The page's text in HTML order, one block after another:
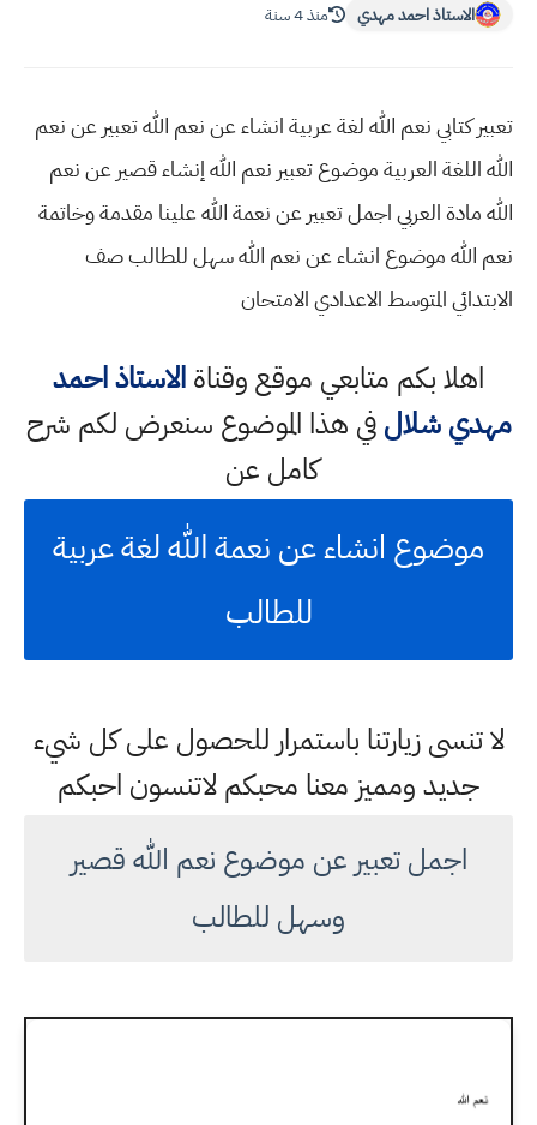
الاستاذ احمد مهدي منذ 4 سنة
تعبير كتابي نعم الله لغة عربية انشاء عن نعم الله تعبير عن نعم
الله اللغة العربية موضوع تعبير نعم الله إنشاء قصير عن نعم
الله مادة العربي اجمل تعبير عن نعمة الله علينا مقدمة وخاتمة
نعم الله موضوع انشاء عن نعم الله سهل للطالب صف
الابتدائي المتوسط الاعدادي الامتحان
اهلا بكم متابعي موقع وقناةالاستاذ احمد
مهدي شلالفي هذا الموضوع سنعرض لكم شرح
كامل عن
موضوع انشاء عن نعمة الله لغة عربية
للطالب
لا تنسى زيارتنا باستمرار للحصول على كل شيء
جديد ومميز معنا محبكم لاتنسون احبكم
اجمل تعبير عن موضوع نعم الله قصير
وسهل للطالب